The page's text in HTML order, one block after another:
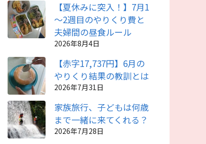
【夏休みに突入！】7月1
～2週目のやりくり費と
夫婦間の昼食ルール
2026年8月4日
【赤字17,737円】6月の
やりくり結果の教訓とは
2026年7月31日
家族旅行、子どもは何歳
まで一緒に来てくれる？
2026年7月28日